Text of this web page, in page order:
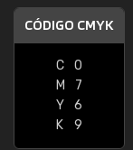
CÓDIGO CMYK
C
0
M
7
Y
6
K
9